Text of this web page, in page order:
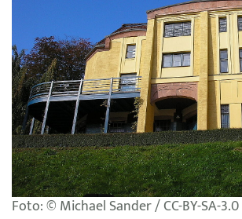
Foto: © Michael Sander / CC-BY-SA-